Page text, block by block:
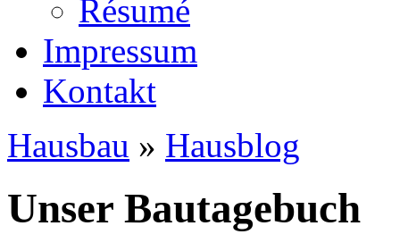
Ré­su­mé
Impressum
Kontakt
Hausbau » Hausblog
Unser Bautagebuch